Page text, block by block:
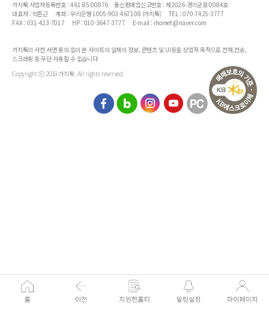
가치톡 사업자등록번호 : 461-85-00876
통신판매업신고번호 : 제2026-경기군포-0084호
대표자 : 박준근
계좌 : 우리은행 1005-903-467108 (가치톡)
TEL : 070-7425-3777
FAX : 031-423-7017
HP : 010-3647-3777 E-mail : ihomet@naver.com
가치톡의 사전 서면 동의 없이 본 사이트의 일체의 정보, 콘텐츠 및 UI등을 상업적 목적으로 전재,전송,
스크래핑 등 무단 사용할 수 없습니다
Copyright ⓒ 2018 가치톡. All rights reserved.